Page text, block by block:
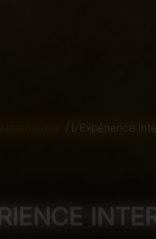
/ L’Expérience